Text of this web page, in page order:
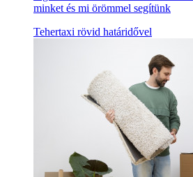
minket és mi örömmel segítünk
Tehertaxi rövid határidővel